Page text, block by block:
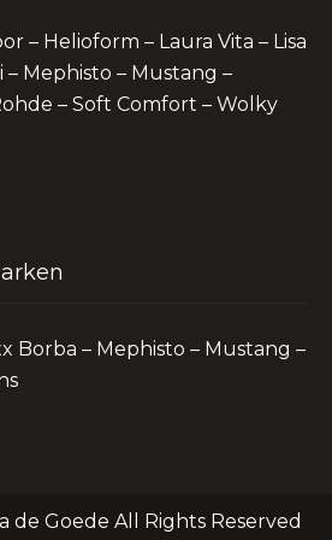
– Helioform – Laura Vita – Lisa
– Mephisto – Mustang –
– Soft Comfort – Wolky
Borba – Mephisto – Mustang –
de Goede All Rights Reserved